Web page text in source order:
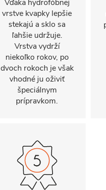
Vďaka hydrofóbnej
vrstve kvapky lepšie
stekajú a sklo sa
ľahšie udržuje.
Vrstva vydrží
niekoľko rokov, po
dvoch rokoch je však
vhodné ju oživiť
špeciálnym
prípravkom.